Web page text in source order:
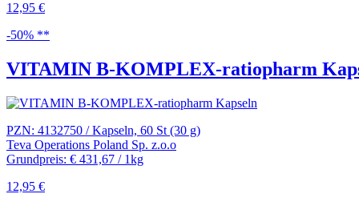
12,95 €
-50% **
VITAMIN B-KOMPLEX-ratiopharm
PZN: 4132750 / Kapseln, 60 St (30 g)
Teva Operations Poland Sp. z.o.o
Grundpreis: € 431,67 / 1kg
12,95 €